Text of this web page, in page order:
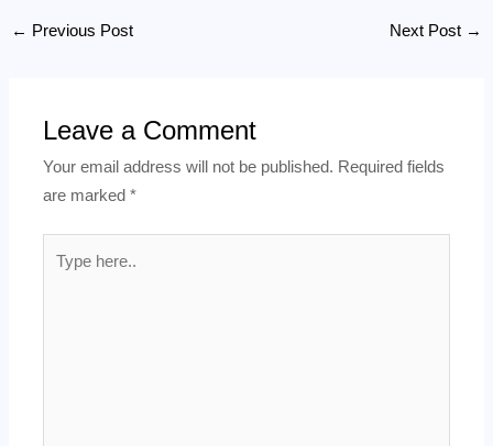
← Previous Post Next Post →
Leave a Comment
Your email address will not be published. Required fields
are marked*
here..